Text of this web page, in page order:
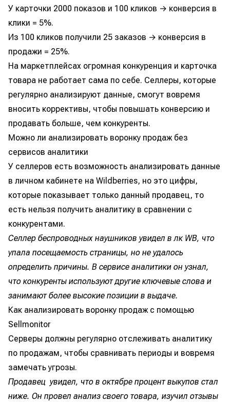
У карточки 2000 показов и 100 кликов → конверсия в
клики = 5%.
Из 100 кликов получили 25 заказов → конверсия в
продажи = 25%.
На маркетплейсах огромная конкуренция и карточка
товара не работает сама по себе. Селлеры, которые
регулярно анализируют данные, смогут вовремя
вносить коррективы, чтобы повышать конверсию и
продавать больше, чем конкуренты.
Можно ли анализировать воронку продаж без
сервисов аналитики
У селлеров есть возможность анализировать данные
в личном кабинете на Wildberries, но это цифры,
которые показывает только данный продавец, то
есть нельзя получить аналитику в сравнении с
конкурентами.
Селлер беспроводных наушников увидел в лк WB, что
упала посещаемость страницы, но не удалось
определить причины. В сервисе аналитики он узнал,
что конкуренты используют другие ключевые слова и
занимают более высокие позиции в выдаче.
Как анализировать воронку продаж с помощью
Sellmonitor
Серверы должны регулярно отслеживать аналитику
по продажам, чтобы сравнивать периоды и вовремя
замечать угрозы.
Продавец увидел, что в октябре процент выкупов стал
ниже. Он провел анализ своего товара, изучил отзывы